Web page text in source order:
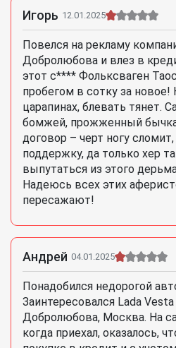
Игорь 12.01.2025
Повелся на рекламу
Добролюбова и влез в
этот с**** Фольксваген
пробегом в сотку за новое!
царапинах, блевать тянет.
бомжей, прожженный
договор – черт ногу
поддержку, да только хер
выпутаться из этого
Надеюсь всех этих
пересажают!
Андрей 04.01.2025
Понадобился недорогой
Заинтересовался Lada
Добролюбова, Москва. На
когда приехал, оказалось,